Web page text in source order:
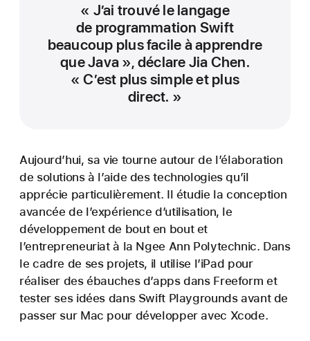
« J’ai trouvé le langage
de programmation Swift
beaucoup plus facile à apprendre
que Java », déclare Jia Chen.
« C’est plus simple et plus
direct. »
Aujourd’hui, sa vie tourne autour de l’élaboration
de solutions à l’aide des technologies qu’il
apprécie particulièrement. Il étudie la conception
avancée de l’expérience d’utilisation, le
développement de bout en bout et
l’entrepreneuriat à la Ngee Ann Polytechnic. Dans
le cadre de ses projets, il utilise l’iPad pour
réaliser des ébauches d’apps dans Freeform et
tester ses idées dans Swift Playgrounds avant de
passer sur Mac pour développer avec Xcode.